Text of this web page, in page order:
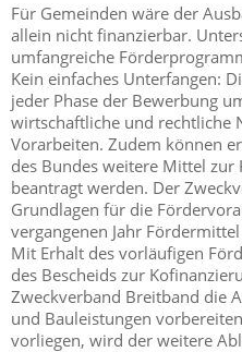
Für Gemeinden wäre der
allein nicht finanzierbar.
umfangreiche
Kein einfaches Unterfangen:
jeder Phase der Bewerbung
wirtschaftliche und rechtliche
Vorarbeiten. Zudem können
des Bundes weitere Mittel zur
beantragt werden. Der
Grundlagen für die
vergangenen Jahr
Mit Erhalt des vorläufigen
des Bescheids zur
Zweckverband Breitband die
und Bauleistungen
vorliegen, wird der weitere